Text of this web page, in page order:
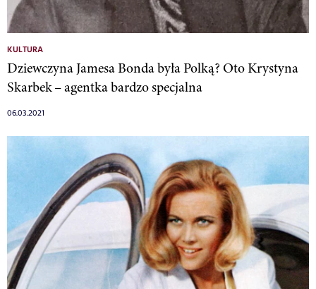
KULTURA
Dziewczyna Jamesa Bonda była Polką? Oto Krystyna
Skarbek – agentka bardzo specjalna
06.03.2021